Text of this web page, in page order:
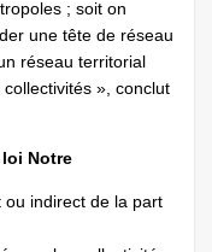
; soit on
une tête de réseau
réseau territorial
», conclut
Notre
ou indirect de la part